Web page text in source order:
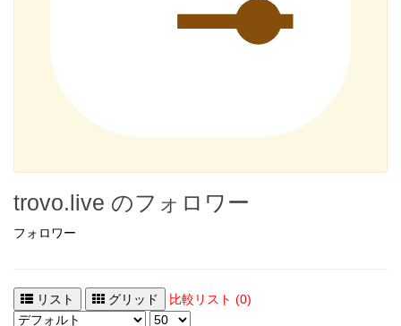
trovo.live のフォロワー
フォロワー
リスト グリッド 比較リスト (0)